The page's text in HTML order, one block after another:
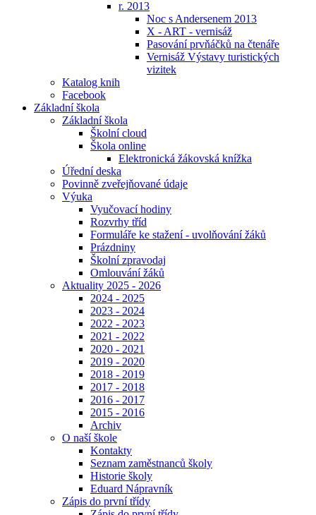
r. 2013
Noc s Andersenem 2013
X - ART - vernisáž
Pasování prvňáčků na čtenáře
Vernisáž Výstavy turistických
vizitek
Katalog knih
Facebook
Základní škola
Základní škola
Školní cloud
Škola online
Elektronická žákovská knížka
Úřední deska
Povinně zveřejňované údaje
Výuka
Vyučovací hodiny
Rozvrhy tříd
Formuláře ke stažení - uvolňování žáků
Prázdniny
Školní zpravodaj
Omlouvání žáků
Aktuality 2025 - 2026
2024 - 2025
2023 - 2024
2022 - 2023
2021 - 2022
2020 - 2021
2019 - 2020
2018 - 2019
2017 - 2018
2016 - 2017
2015 - 2016
Archiv
O naší škole
Kontakty
Seznam zaměstnanců školy
Historie školy
Eduard Nápravník
Zápis do první třídy